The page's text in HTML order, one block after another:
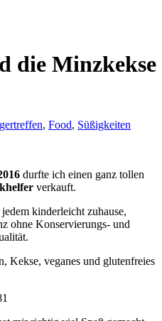
die Minzkekse
, Food, Süßigkeiten
durfte ich einen ganz tollen
verkauft.
kinderleicht zuhause,
ohne Konservierungs- und
Kekse, veganes und glutenfreies